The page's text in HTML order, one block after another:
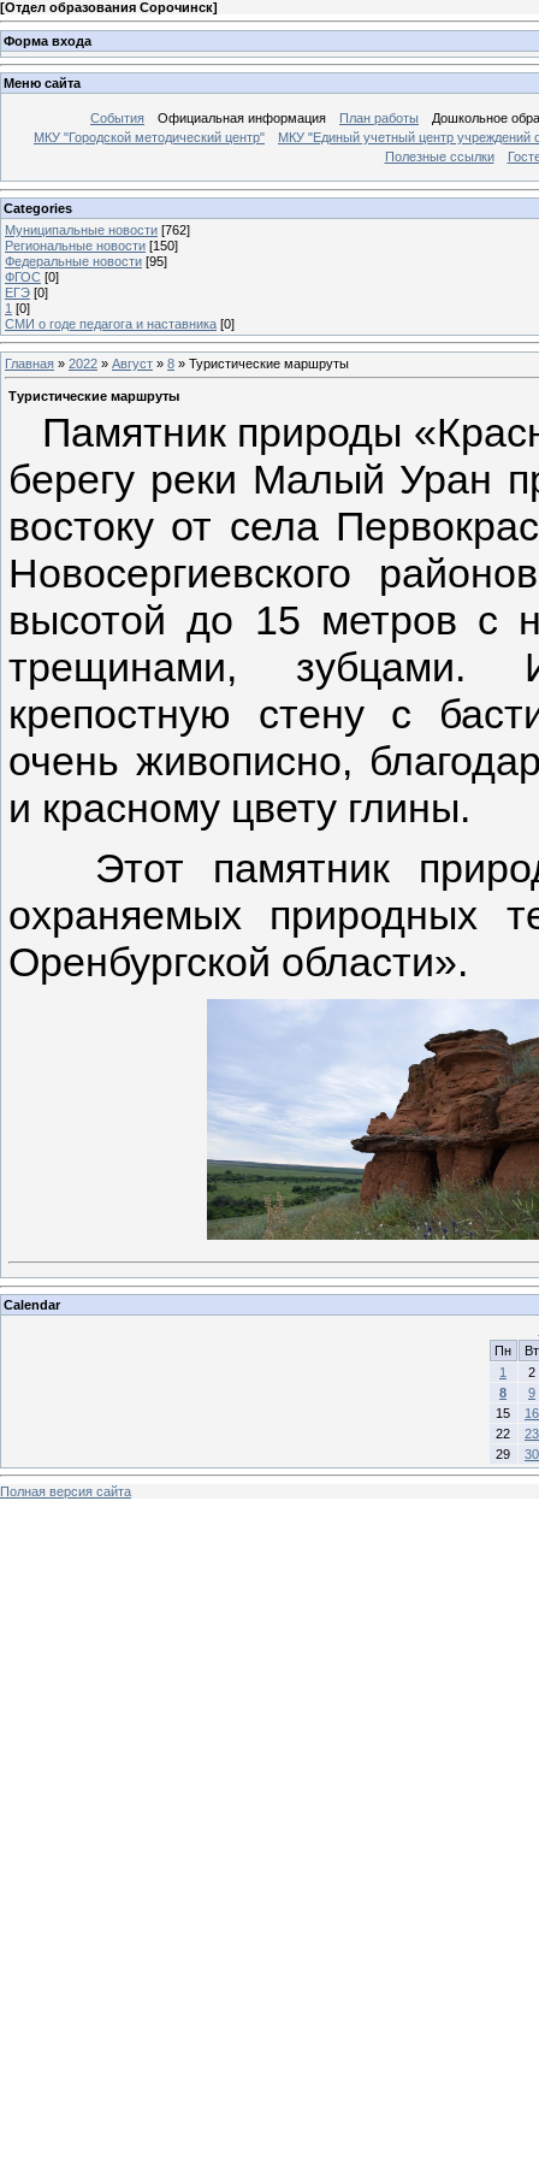
[Отдел образования Сорочинск]
Форма входа
Меню сайта
События Официальная информация План работы
Дошкольное
МКУ "Городской методический центр"
МКУ "Единый учетный центр учреждений
Полезные ссылки
Categories
Муниципальные новости [762]
Региональные новости [150]
Федеральные новости [95]
ФГОС [0]
ЕГЭ [0]
1 [0]
СМИ о годе педагога и наставника [0]
Главная » 2022 » Август » 8 » Туристические маршруты
Туристические маршруты
Памятник природы
берегу реки Малый Уран
востоку от села
Новосергиевского
высотой до 15 метров с
трещинами, зубцами.
крепостную стену с
очень живописно,
и красному цвету глины.
Этот памятник
охраняемых природных
Оренбургской области».
Calendar
Пн
Вт
1
2
8
9
15
16
22
23
29
30
Полная версия сайта